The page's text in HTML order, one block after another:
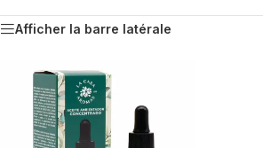
Afficher la barre latérale